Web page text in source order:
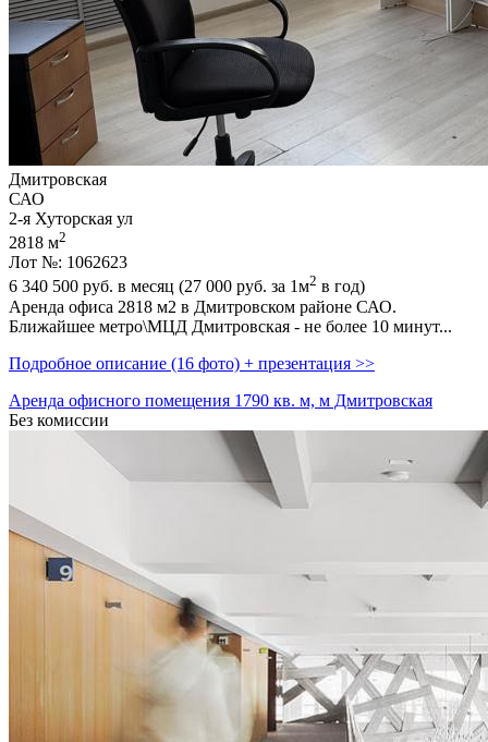
Дмитровская
САО
2-я Хуторская ул
2818 м2
Лот №: 1062623
6 340 500 руб. в месяц (27 000 руб. за 1м2 в год)
Аренда офиса 2818 м2 в Дмитровском районе САО.
Ближайшее метро\МЦД Дмитровская - не более 10 минут...
Подробное описание (16 фото) + презентация >>
Аренда офисного помещения 1790 кв. м, м Дмитровская
Без комиссии